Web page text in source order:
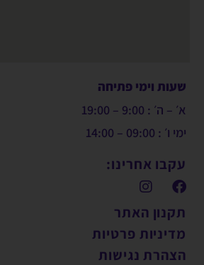
שעות וימי פתיחה
א׳ – ה׳ : 9:00 – 19:00
ימי ו׳ : 09:00 – 14:00
עקבו אחרינו:
תקנון האתר
מדיניות פרטיות
הצהרת נגישות